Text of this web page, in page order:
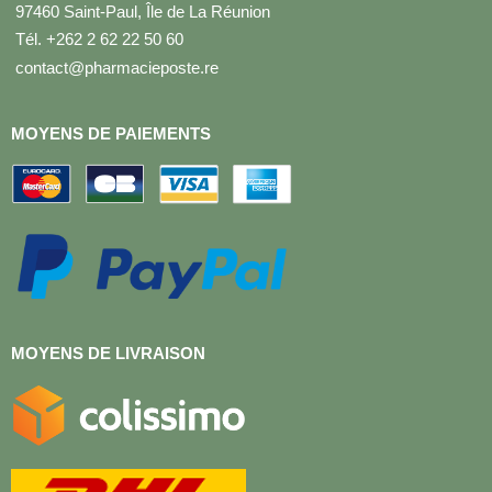
97460 Saint-Paul, Île de La Réunion
Tél. +262 2 62 22 50 60
contact@pharmacieposte.re
MOYENS DE PAIEMENTS
MOYENS DE LIVRAISON